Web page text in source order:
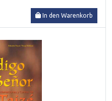
In den Warenkorb